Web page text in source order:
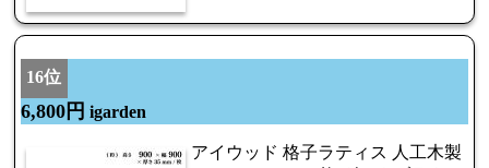
16位
6,800円 igarden
アイウッド 格子ラティス 人工木製